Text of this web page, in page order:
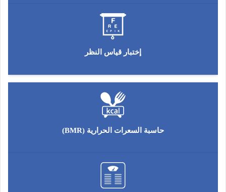
إختبار قياس النظر
حاسبة السعرات الحرارية (BMR)